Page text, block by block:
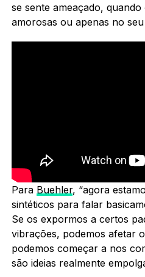
se sente ameaçado,
amorosas ou apenas no
Para Buehler, “agora
sintéticos para falar
Se os expormos a certos
vibrações, podemos afetar
podemos começar a nos
são ideias realmente